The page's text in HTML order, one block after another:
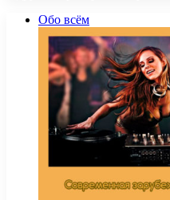
Обо всём